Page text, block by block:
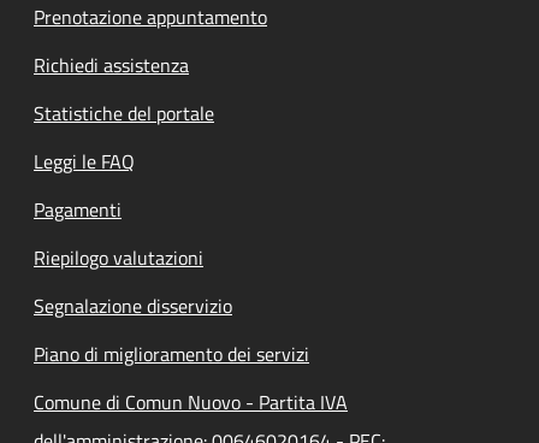
Prenotazione appuntamento
Richiedi assistenza
Statistiche del portale
Leggi le FAQ
Pagamenti
Riepilogo valutazioni
Segnalazione disservizio
Piano di miglioramento dei servizi
Comune di Comun Nuovo - Partita IVA